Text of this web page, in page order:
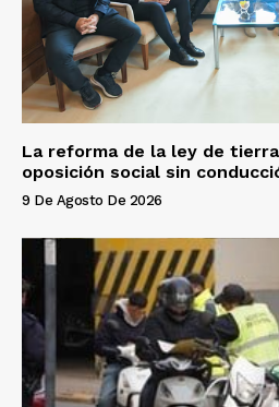
La reforma de la ley de
oposición social sin
9 De Agosto De 2026